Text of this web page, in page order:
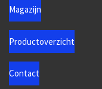
Magazijn
Productoverzicht
Contact